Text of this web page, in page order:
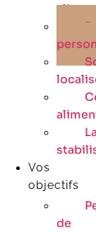
La
Vos
objectifs
de